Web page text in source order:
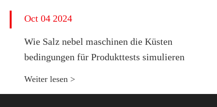
Oct 04 2024
Wie Salz nebel maschinen die Küsten
bedingungen für Produkttests simulieren
Weiter lesen >